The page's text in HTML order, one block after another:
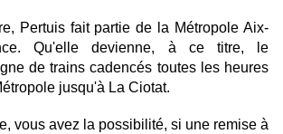
Pertuis fait partie de la Métropole Aix-
Qu'elle devienne, à ce titre, le
de trains cadencés toutes les heures
jusqu'à La Ciotat.
vous avez la possibilité, si une remise à